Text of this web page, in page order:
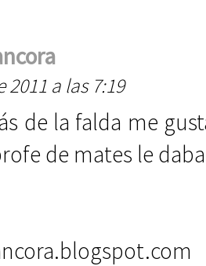
a las 7:19
de la falda me
de mates le